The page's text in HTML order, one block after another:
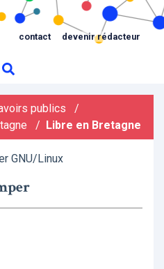
contact devenir rédacteur
publics
/
/ Libre en Bretagne
GNU/Linux